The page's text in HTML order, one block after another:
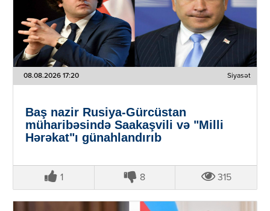
08.08.2026 17:20 Siyasət
Baş nazir Rusiya-Gürcüstan
müharibəsində Saakaşvili və "Milli
Hərəkat"ı günahlandırıb
1 8 315